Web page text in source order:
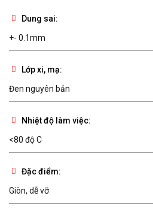
Dung sai:
+- 0.1mm
Lớp xi, mạ:
Đen nguyên bản
Nhiệt độ làm việc:
<80 độ C
Đặc điểm:
Giòn, dễ vỡ